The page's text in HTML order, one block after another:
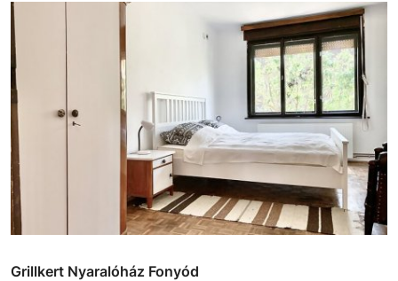
Grillkert Nyaralóház Fonyód